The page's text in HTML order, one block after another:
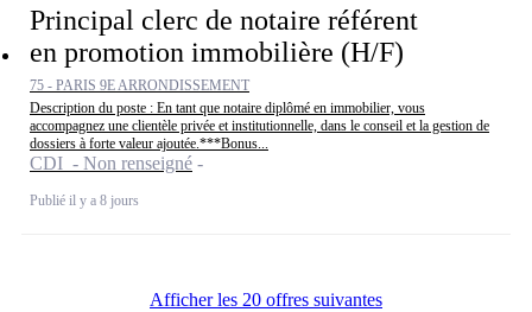
Principal clerc de notaire référent
en promotion immobilière (H/F)
75 - PARIS 9E ARRONDISSEMENT
Description du poste : En tant que notaire diplômé en immobilier, vous
accompagnez une clientèle privée et institutionnelle, dans le conseil et la gestion de
dossiers à forte valeur ajoutée.***Bonus...
CDI - Non renseigné
Publié il y a 8 jours
Afficher les 20 offres suivantes